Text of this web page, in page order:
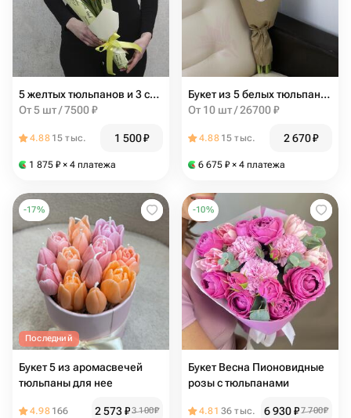
5 желтых тюльпанов и 3 синих ириса с зеленью в упаковке
От 5 шт / 7500 ₽
4.88 15 тыс. 1 500₽
1 875 ₽ × 4 платежа
Букет из 5 белых тюльпанов, гиперикум
От 10 шт / 26700 ₽
4.88 15 тыс. 2 670₽
6 675 ₽ × 4 платежа
-17%
Последний
Букет 5 из аромасвечей
тюльпаны для нее
4.98 166 2 573₽3 100₽
-10%
Букет Весна Пионовидные
розы с тюльпанами
4.81 36 тыс. 6 930₽7 700₽